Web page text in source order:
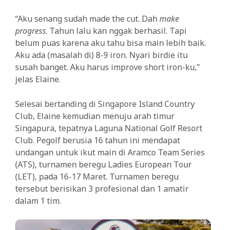
“Aku senang sudah made the cut. Dah make
progress. Tahun lalu kan nggak berhasil. Tapi
belum puas karena aku tahu bisa main lebih baik.
Aku ada (masalah di) 8-9 iron. Nyari birdie itu
susah banget. Aku harus improve short iron-ku,”
jelas Elaine.
Selesai bertanding di Singapore Island Country
Club, Elaine kemudian menuju arah timur
Singapura, tepatnya Laguna National Golf Resort
Club. Pegolf berusia 16 tahun ini mendapat
undangan untuk ikut main di Aramco Team Series
(ATS), turnamen beregu Ladies European Tour
(LET), pada 16-17 Maret. Turnamen beregu
tersebut berisikan 3 profesional dan 1 amatir
dalam 1 tim.